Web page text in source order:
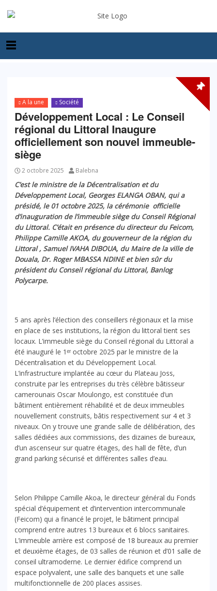
A la une Société
Développement Local : Le Conseil
régional du Littoral Inaugure
officiellement son nouvel immeuble-
siège
2 octobre 2025 Balebna
C’est le ministre de la Décentralisation et du
Développement Local, Georges ELANGA OBAN, qui a
présidé, le 01 octobre 2025, la cérémonie officielle
d’inauguration de l’immeuble siège du Conseil Régional
du Littoral. C’était en présence du directeur du Feicom,
Philippe Camille AKOA, du gouverneur de la région du
Littoral , Samuel IVAHA DIBOUA, du Maire de la ville de
Douala, Dr. Roger MBASSA NDINE et bien sûr du
président du Conseil régional du Littoral, Banlog
Polycarpe.
5 ans après l’élection des conseillers régionaux et la mise
en place de ses institutions, la région du littoral tient ses
locaux. L’immeuble siège du Conseil régional du Littoral a
été inauguré le 1ᵉʳ octobre 2025 par le ministre de la
Décentralisation et du Développement Local.
L’infrastructure implantée au cœur du Plateau Joss,
construite par les entreprises du très célèbre bâtisseur
camerounais Oscar Moulongo, est constituée d’un
bâtiment entièrement réhabilité et de deux immeubles
nouvellement construits, bâtis respectivement sur 4 et 3
niveaux. On y trouve une grande salle de délibération, des
salles dédiées aux commissions, des dizaines de bureaux,
d’un ascenseur sur quatre étages, des hall de fête, d’un
grand parking sécurisé et différentes salles d’eau.
Selon Philippe Camille Akoa, le directeur général du Fonds
spécial d’équipement et d’intervention intercommunale
(Feicom) qui a financé le projet, le bâtiment principal
comprend entre autres 13 bureaux et 6 blocs sanitaires.
L’immeuble arrière est composé de 18 bureaux au premier
et deuxième étages, de 03 salles de réunion et d’01 salle de
conseil ultramoderne. Le dernier édifice comprend un
espace polyvalent, une salle des banquets et une salle
multifonctionnelle de 200 places assises.